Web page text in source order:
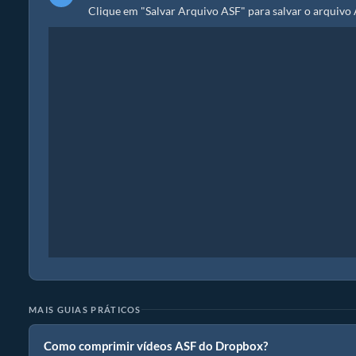
Clique em "Salvar Arquivo ASF" para salvar o
MAIS GUIAS PRÁTICOS
Como comprimir vídeos ASF do Dropbox?